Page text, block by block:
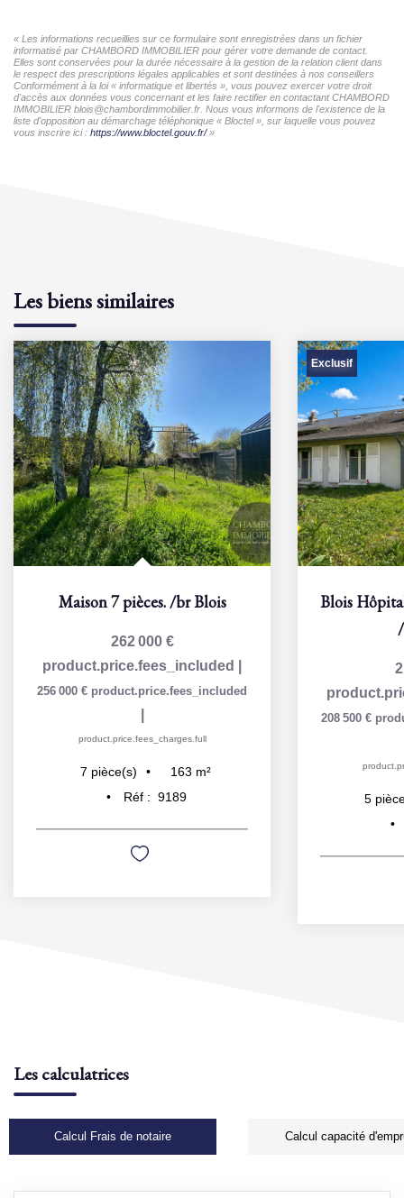
« Les informations recueillies sur ce formulaire sont enregistrées dans un fichier
informatisé par CHAMBORD IMMOBILIER pour gérer votre demande de contact.
Elles sont conservées pour la durée nécessaire à la gestion de la relation client dans
le respect des prescriptions légales applicables et sont destinées à nos conseillers
Conformément à la loi « informatique et libertés », vous pouvez exercer votre droit
d'accès aux données vous concernant et les faire rectifier en contactant CHAMBORD
IMMOBILIER blois@chambordimmobilier.fr. Nous vous informons de l'existence de la
liste d'opposition au démarchage téléphonique « Bloctel », sur laquelle vous pouvez
vous inscrire ici : https://www.bloctel.gouv.fr/»
Les biens similaires
Maison 7 pièces. /brBlois
262 000 €
product.price.fees_included
256 000 € product.price.fees_included
product.price.fees_charges.full
7 pièce(s) 163 m²
Réf : 9189
Exclusif
208 500 €
5
Les calculatrices
Calcul Frais de notaire Calcul capacité